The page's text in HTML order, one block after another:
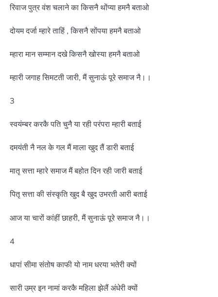
रिवाज पुत्र वंश चलाने का किसनै थोंप्या हमनै बताओ
दोयम दर्जा म्हारे ताहिं , किसनै सोंपया हमनै बताओ
म्हारा मान सम्मान दखे किसनै खोस्या हमनै बताओ
म्हारी जगाह सिमटती जारी, मैं सुनाऊं पूरे समाज नै।।
3
स्वयंम्बर करकै पति चुनै या रही परंपरा म्हारी बताई
दमयंती नै नल के गल मैं माला खुद तैं डारी बताई
मातृ सत्ता म्हारे समाज मैं बहोत दिन रही जारी बताई
पितृ सत्ता की संस्कृति खुद बै खुद उभरती आरी बताई
आज या चारों कांहीं छाहरी, मैं सुनाऊं पूरे समाज नै।।
4
धापां सीमा संतोष काफी यो नाम धरया भतेरी क्यों
सारी उम्र इन नामां करकै महिला झेलैं अंधेरी क्यों